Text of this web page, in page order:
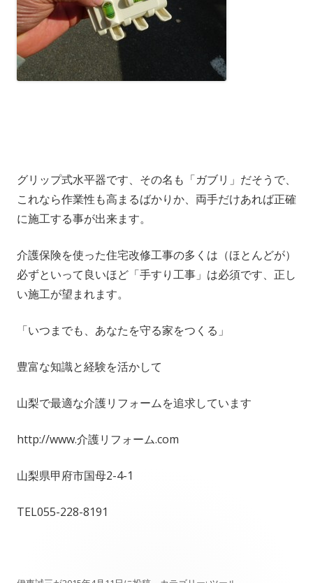
グリップ式水平器です、その名も「ガブリ」だそうで、
これなら作業性も高まるばかりか、両手だけあれば正確
に施工する事が出来ます。
介護保険を使った住宅改修工事の多くは（ほとんどが）
必ずといって良いほど「手すり工事」は必須です、正し
い施工が望まれます。
「いつまでも、あなたを守る家をつくる」
豊富な知識と経験を活かして
山梨で最適な介護リフォームを追求しています
http://www.介護リフォーム.com
山梨県甲府市国母2-4-1
TEL055-228-8191